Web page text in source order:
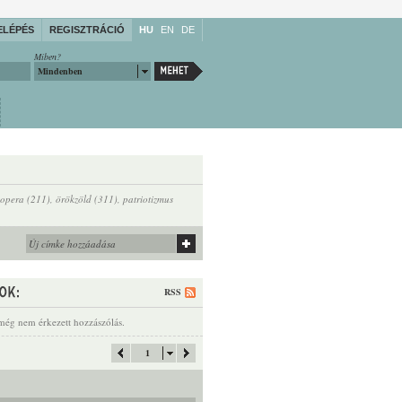
REGISZTRÁCIÓ HU EN DE
Miben?
Mindenben
opera (211), örökzöld (311), patriotizmus
RSS
nem érkezett hozzászólás.
1